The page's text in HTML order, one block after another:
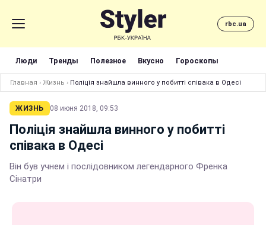
rbc.ua
Люди Тренды Полезное Вкусно Гороскопы
Главная › Жизнь › Поліція знайшла винного у побитті співака в Одесі
ЖИЗНЬ 08 июня 2018, 09:53
Поліція знайшла винного у побитті
співака в Одесі
Він був учнем і послідовником легендарного Френка
Сінатри